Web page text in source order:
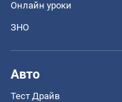
Онлайн уроки
ЗНО
Авто
Тест Драйв